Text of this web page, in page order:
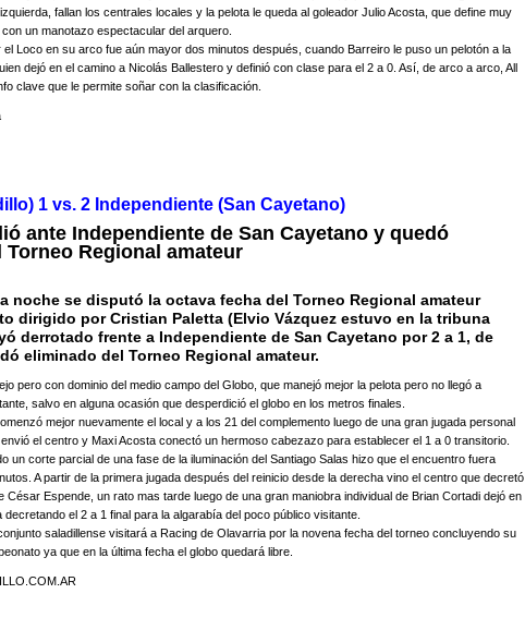
fallan los centrales locales y la pelota le queda al goleador Julio Acosta, que define muy
un manotazo espectacular del arquero.
el Loco en su arco fue aún mayor dos minutos después, cuando Barreiro le puso un pelotón a la
dejó en el camino a Nicolás Ballestero y definió con clase para el 2 a 0. Así, de arco a arco, All
clave que le permite soñar con la clasificación.
1 vs. 2 Independiente (San Cayetano)
ante Independiente de San Cayetano y quedó
Regional amateur
noche se disputó la octava fecha del Torneo Regional amateur
dirigido por Cristian Paletta (Elvio Vázquez estuvo en la tribuna
derrotado frente a Independiente de San Cayetano por 2 a 1, de
eliminado del Torneo Regional amateur.
pero con dominio del medio campo del Globo, que manejó mejor la pelota pero no llegó a
salvo en alguna ocasión que desperdició el globo en los metros finales.
mejor nuevamente el local y a los 21 del complemento luego de una gran jugada personal
el centro y Maxi Acosta conectó un hermoso cabezazo para establecer el 1 a 0 transitorio.
un corte parcial de una fase de la iluminación del Santiago Salas hizo que el encuentro fuera
A partir de la primera jugada después del reinicio desde la derecha vino el centro que decretó
César Espende, un rato mas tarde luego de una gran maniobra individual de Brian Cortadi dejó en
decretando el 2 a 1 final para la algarabía del poco público visitante.
saladillense visitará a Racing de Olavarria por la novena fecha del torneo concluyendo su
ya que en la última fecha el globo quedará libre.